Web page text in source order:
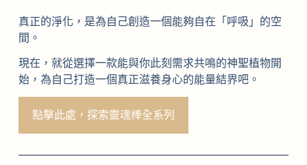
真正的淨化，是為自己創造一個能夠自在「呼吸」的空
間。
現在，就從選擇一款能與你此刻需求共鳴的神聖植物開
始，為自己打造一個真正滋養身心的能量結界吧。
點擊此處，探索靈魂棒全系列